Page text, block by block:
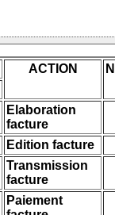
ACTION
Elaboration
facture
Edition facture
Transmission
facture
Paiement